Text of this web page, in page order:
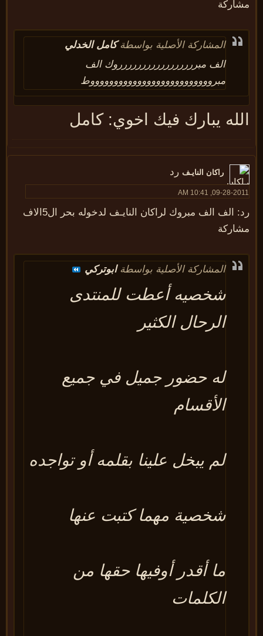
المشاركة الأصلية بواسطةكامل الخدلي
الف مبررررررررررررررررروك الف
مبرووووووووووووووووووووووووووط
يبارك فيك اخوي: كامل
راكان النايـفرد
09-28-2011, 10:41
رد: الف الف مبروك لراكان النايـف لدخوله بحر ال5الاف
المشاركة الأصلية بواسطةابوتركي
شخصيه أعطت للمنتدى
الرحال الكثير
له حضور جميل في جميع
الأقسام
لم يبخل علينا بقلمه أو تواجده
شخصية مهما كتبت عنها
ما أقدر أوفيها حقها من
الكلمات